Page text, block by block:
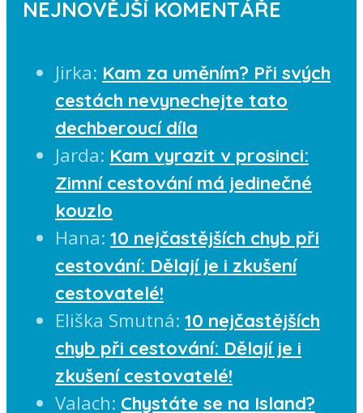
NEJNOVĚJŠÍ KOMENTÁŘE
Jirka: Kam za uměním? Při svých
cestách nevynechejte tato
dechberoucí díla
Jarda: Kam vyrazit v prosinci:
Zimní cestování má jedinečné
kouzlo
Hana: 10 nejčastějších chyb při
cestování: Dělají je i zkušení
cestovatelé!
Eliška Smutná: 10 nejčastějších
chyb při cestování: Dělají je i
zkušení cestovatelé!
Valach: Chystáte se na Island?